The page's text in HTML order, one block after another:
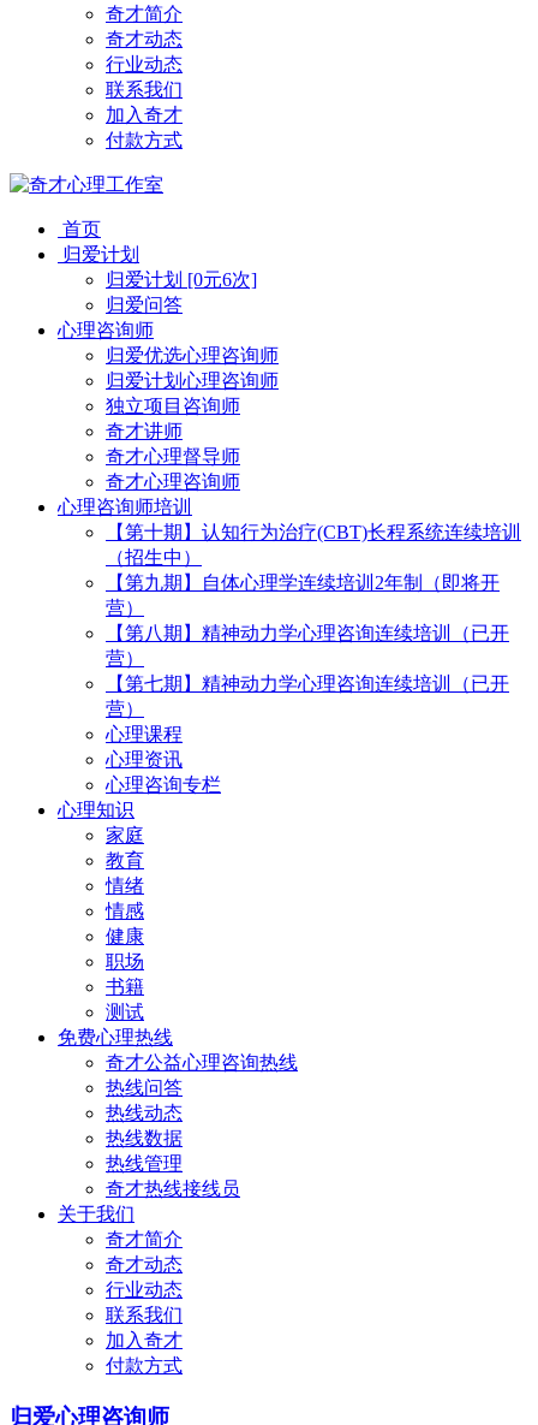
奇才简介
奇才动态
行业动态
联系我们
加入奇才
付款方式
首页
归爱计划
归爱计划 [0元6次]
归爱问答
心理咨询师
归爱优选心理咨询师
归爱计划心理咨询师
独立项目咨询师
奇才讲师
奇才心理督导师
奇才心理咨询师
心理咨询师培训
【第十期】认知行为治疗(CBT)长程系统连续培训
（招生中）
【第九期】自体心理学连续培训2年制（即将开
营）
【第八期】精神动力学心理咨询连续培训（已开
营）
【第七期】精神动力学心理咨询连续培训（已开
营）
心理课程
心理资讯
心理咨询专栏
心理知识
家庭
教育
情绪
情感
健康
职场
书籍
测试
免费心理热线
奇才公益心理咨询热线
热线问答
热线动态
热线数据
热线管理
奇才热线接线员
关于我们
奇才简介
奇才动态
行业动态
联系我们
加入奇才
付款方式
归爱心理咨询师